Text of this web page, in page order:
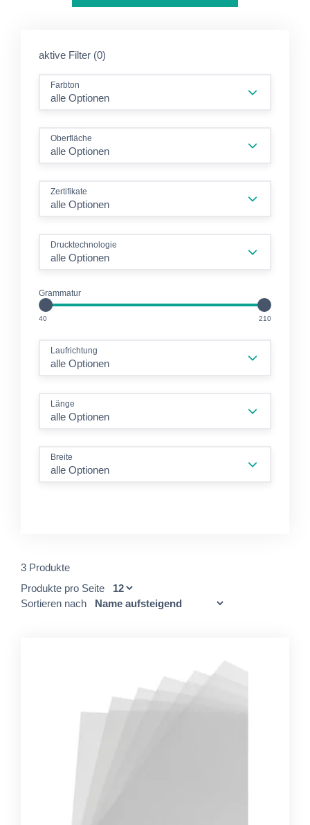
aktive Filter (0)
Farbton
alle Optionen
Oberfläche
alle Optionen
Zertifikate
alle Optionen
Drucktechnologie
alle Optionen
Grammatur
40GM2 210GM2
Laufrichtung
alle Optionen
Länge
alle Optionen
Breite
alle Optionen
3 Produkte
Produkte pro Seite
Sortieren nach